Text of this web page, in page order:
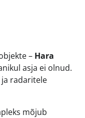
– Hara
asja ei olnud.
radaritele
mõjub